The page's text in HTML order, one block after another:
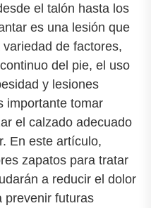
el talón hasta los
es una lesión que
de factores,
del pie, el uso
y lesiones
importante tomar
el calzado adecuado
En este artículo,
zapatos para tratar
a reducir el dolor
prevenir futuras